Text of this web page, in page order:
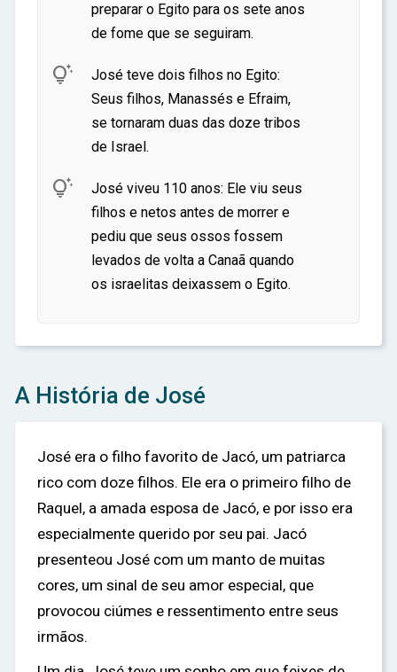
preparar o Egito para os sete anos
de fome que se seguiram.

José teve dois filhos no Egito:
Seus filhos, Manassés e Efraim,
se tornaram duas das doze tribos
de Israel.

José viveu 110 anos: Ele viu seus
filhos e netos antes de morrer e
pediu que seus ossos fossem
levados de volta a Canaã quando
os israelitas deixassem o Egito.
A História de José
José era o filho favorito de Jacó, um patriarca
rico com doze filhos. Ele era o primeiro filho de
Raquel, a amada esposa de Jacó, e por isso era
especialmente querido por seu pai. Jacó
presenteou José com um manto de muitas
cores, um sinal de seu amor especial, que
provocou ciúmes e ressentimento entre seus
irmãos.